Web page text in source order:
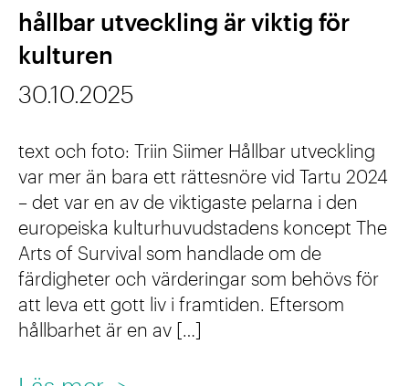
s
ä
t
n
i
n
g
r
o
p
i
s
k
a
k
u
n
i
n
r
s
o
k
a
t
a
l
y
hållbar utveckling är viktig för
kulturen
30.10.2025
text och foto: Triin Siimer Hållbar utveckling
var mer än bara ett rättesnöre vid Tartu 2024
– det var en av de viktigaste pelarna i den
europeiska kulturhuvudstadens koncept The
Arts of Survival som handlade om de
färdigheter och värderingar som behövs för
att leva ett gott liv i framtiden. Eftersom
hållbarhet är en av […]